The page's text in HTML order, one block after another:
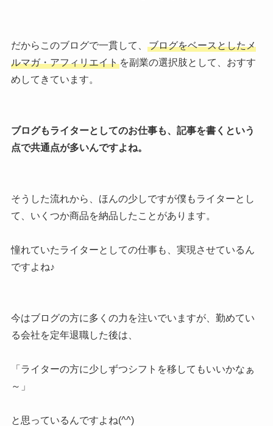
だからこのブログで一貫して、
ブログをベースとしたメ
ルマガ・アフィリエイトを副業の選択肢として、おすす
めしてきています。
ブログもライターとしてのお仕事も、記事を書くという
点で共通点が多いんですよね。
そうした流れから、ほんの少しですが僕もライターとし
て、いくつか商品を納品したことがあります。
憧れていたライターとしての仕事も、実現させているん
ですよね♪
今はブログの方に多くの力を注いでいますが、勤めてい
る会社を定年退職した後は、
「ライターの方に少しずつシフトを移してもいいかなぁ
～」
と思っているんですよね(^^)